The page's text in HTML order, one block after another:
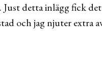
Just detta inlägg fick
och jag njuter extra